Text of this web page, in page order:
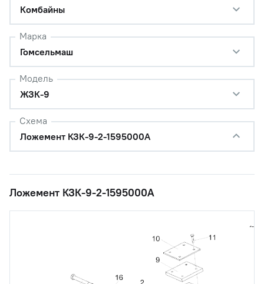
Комбайны
Марка
Гомсельмаш
Модель
ЖЗК-9
Схема
Ложемент КЗК-9-2-1595000А
Ложемент КЗК-9-2-1595000А